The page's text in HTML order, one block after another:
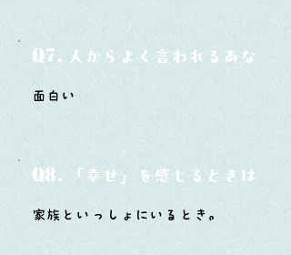
Q7. 人からよく言われるあなたの
面白い
Q8. 「幸せ」を感じるときはどん
家族といっしょにいるとき。